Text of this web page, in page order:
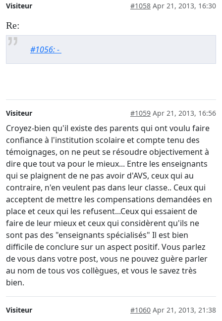
Visiteur #1058 Apr 21, 2013, 16:30
Re:
#1056: -
Visiteur #1059 Apr 21, 2013, 16:56
Croyez-bien qu'il existe des parents qui ont voulu faire
confiance à l'institution scolaire et compte tenu des
témoignages, on ne peut se résoudre objectivement à
dire que tout va pour le mieux... Entre les enseignants
qui se plaignent de ne pas avoir d'AVS, ceux qui au
contraire, n'en veulent pas dans leur classe.. Ceux qui
acceptent de mettre les compensations demandées en
place et ceux qui les refusent...Ceux qui essaient de
faire de leur mieux et ceux qui considèrent qu'ils ne
sont pas des "enseignants spécialisés" Il est bien
difficile de conclure sur un aspect positif. Vous parlez
de vous dans votre post, vous ne pouvez guère parler
au nom de tous vos collègues, et vous le savez très
bien.
Visiteur #1060 Apr 21, 2013, 21:38